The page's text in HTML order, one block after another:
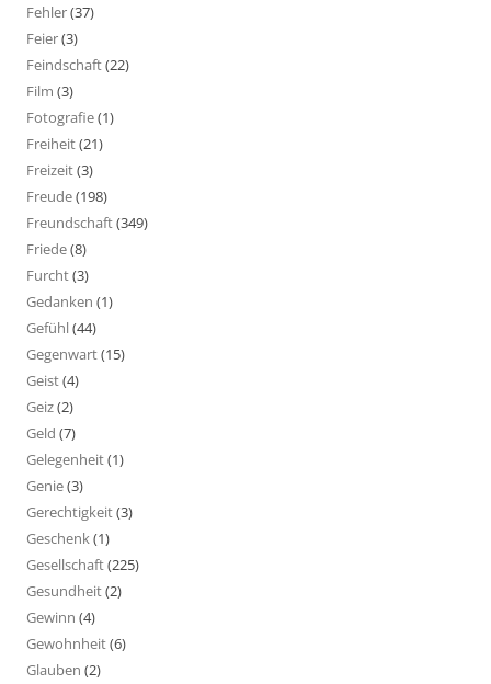
Fehler(37)
Feier(3)
Feindschaft(22)
Film (3)
Fotografie(1)
Freiheit(21)
Freizeit(3)
Freude(198)
Freundschaft(349)
Friede(8)
Furcht(3)
Gedanken (1)
Gefühl(44)
Gegenwart(15)
Geist(4)
Geiz(2)
Geld (7)
Gelegenheit(1)
Genie(3)
Gerechtigkeit(3)
Geschenk(1)
Gesellschaft(225)
Gesundheit(2)
Gewinn (4)
Gewohnheit(6)
Glauben (2)